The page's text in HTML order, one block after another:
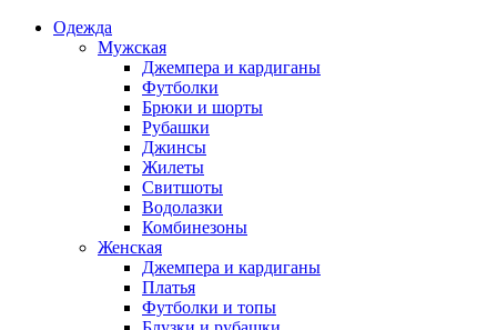
Одежда
Мужская
Джемпера и кардиганы
Футболки
Брюки и шорты
Рубашки
Джинсы
Жилеты
Свитшоты
Водолазки
Комбинезоны
Женская
Джемпера и кардиганы
Платья
Футболки и топы